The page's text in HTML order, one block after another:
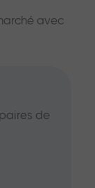
avec
de